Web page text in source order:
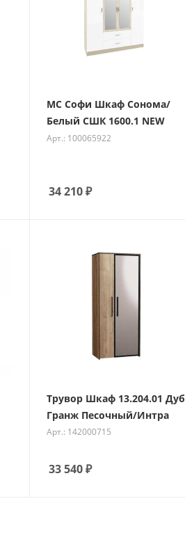
МС Софи Шкаф Сонома/
Белый СШК 1600.1 NEW
Арт.: 100065922
34 210₽
Трувор Шкаф 13.204.01 Дуб
Гранж Песочный/Интра
Арт.: 142000715
33 540₽